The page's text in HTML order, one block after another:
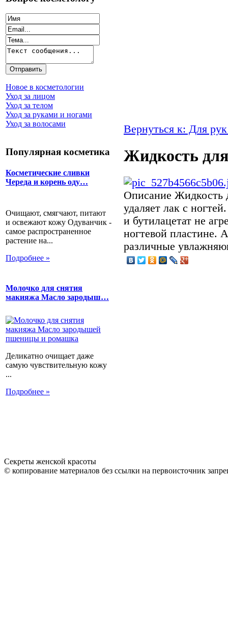
Новое в косметологии
Уход за лицом
Уход за телом
Уход за руками и ногами
Уход за волосами
Популярная косметика
Косметические сливки
Череда и корень оду…
Очищают, смягчают, питают
и освежают кожу Одуванчик -
самое распространенное
растение на...
Подробнее »
Молочко для снятия
макияжа Масло зародыш…
Деликатно очищает даже
самую чувствительную кожу
...
Подробнее »
Вернуться к: Для
Жидкость
Описание Жидкость
удаляет лак с
и бутилацетат не
ногтевой пластине.
различные
Секреты женской красоты
© копирование материалов без ссылки на первоисточник